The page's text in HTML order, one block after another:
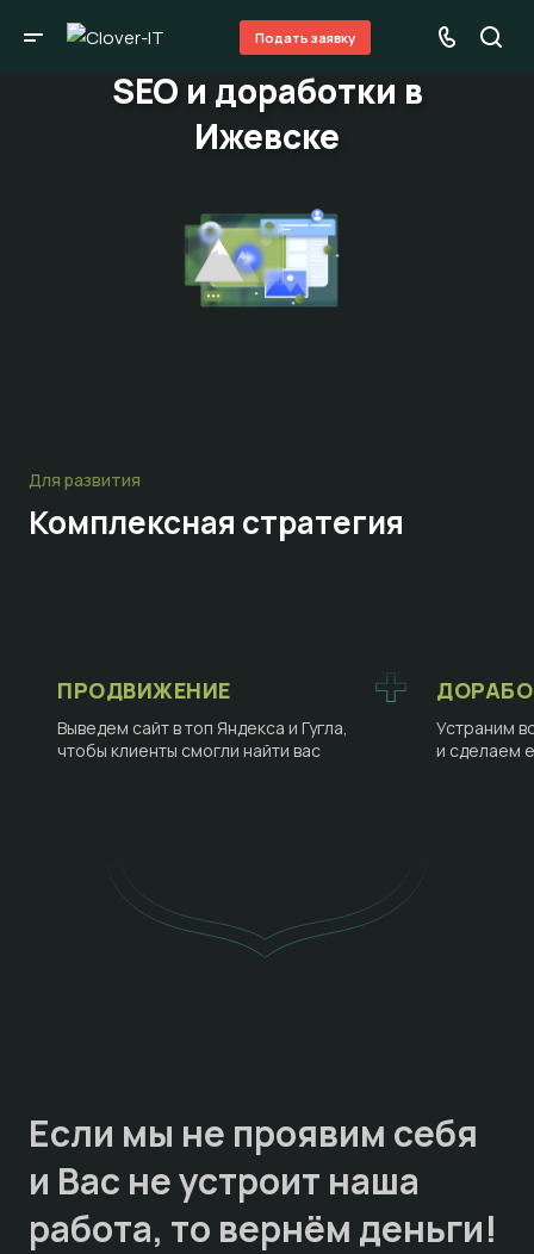
Подать заявку
SEO и доработки в
Ижевске
Для развития
Комплексная стратегия
ПРОДВИЖЕНИЕ
Выведем сайт в топ Яндекса и Гугла,
чтобы клиенты смогли найти вас
Устраним
и сделаем
Если мы не проявим себя
и Вас не устроит наша
работа, то вернём деньги!